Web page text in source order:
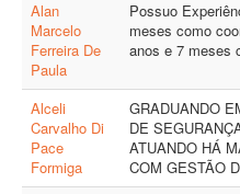
Alan
Marcelo
Ferreira De
Paula
Possuo
meses como
anos e 7 meses
Alceli
Carvalho Di
Pace
Formiga
GRADUANDO
DE
ATUANDO HÁ
COM GESTÃO